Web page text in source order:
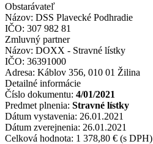
Obstarávateľ
Názov: DSS Plavecké Podhradie
IČO: 307 982 81
Zmluvný partner
Názov: DOXX - Stravné lístky
IČO: 36391000
Adresa: Káblov 356, 010 01 Žilina
Detailné informácie
Číslo dokumentu: 4/01/2021
Predmet plnenia: Stravné lístky
Dátum vystavenia: 26.01.2021
Dátum zverejnenia: 26.01.2021
Celková hodnota: 1 378,80 € (s DPH)